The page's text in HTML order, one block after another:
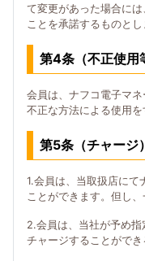
て変更があった場合に
ことを承諾するものとし
第4条（不正使用
会員は、ナフコ電子マ
不正な方法による使用を
第5条（チャージ）
1.会員は、当取扱店にて
ことができます。但し、
2.会員は、当社が予め
チャージすることができ